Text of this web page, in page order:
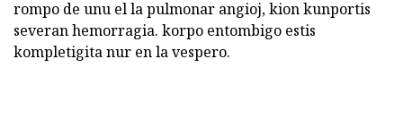
rompo de unu el la pulmonar angioj, kion kunportis
severan hemorragia. korpo entombigo estis
kompletigita nur en la vespero.